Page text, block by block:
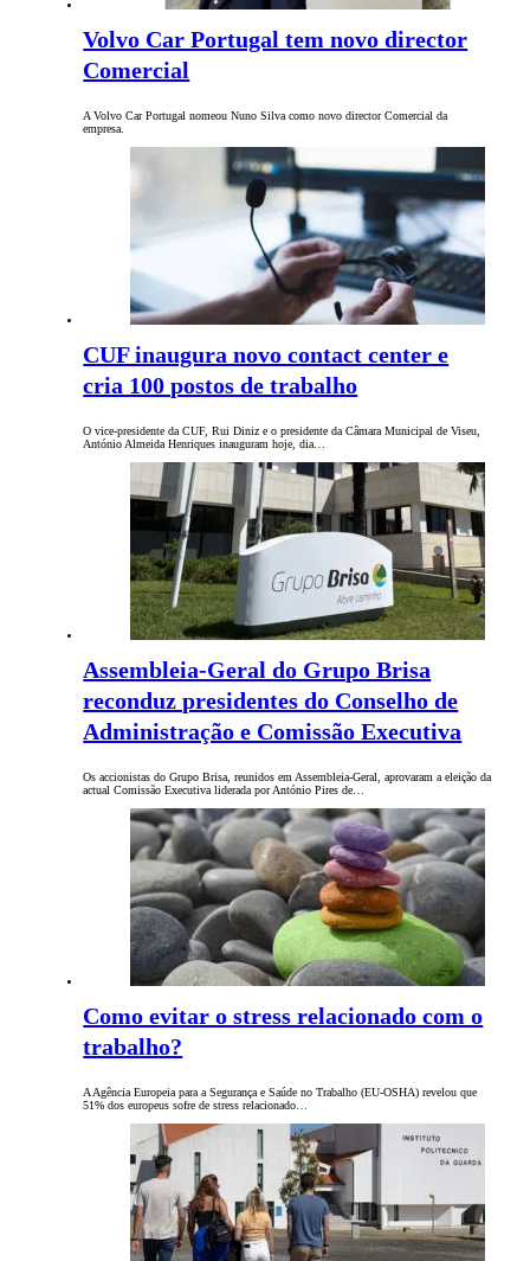
Volvo Car Portugal tem novo director
Comercial
A Volvo Car Portugal nomeou Nuno Silva como novo director Comercial da
empresa.
CUF inaugura novo contact center e
cria 100 postos de trabalho
O vice-presidente da CUF, Rui Diniz e o presidente da Câmara Municipal de Viseu,
António Almeida Henriques inauguram hoje, dia…
Assembleia-Geral do Grupo Brisa
reconduz presidentes do Conselho de
Administração e Comissão Executiva
Os accionistas do Grupo Brisa, reunidos em Assembleia-Geral, aprovaram a eleição da
actual Comissão Executiva liderada por António Pires de…
Como evitar o stress relacionado com o
trabalho?
A Agência Europeia para a Segurança e Saúde no Trabalho (EU-OSHA) revelou que
51% dos europeus sofre de stress relacionado…